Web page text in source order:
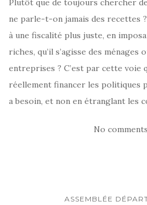
Plutôt que de toujours chercher
ne parle-t-on jamais des recettes
à une fiscalité plus juste, en
riches, qu’il s’agisse des ménages
entreprises ? C’est par cette voie
réellement financer les politiques
a besoin, et non en étranglant les
No
ASSEMBLÉE